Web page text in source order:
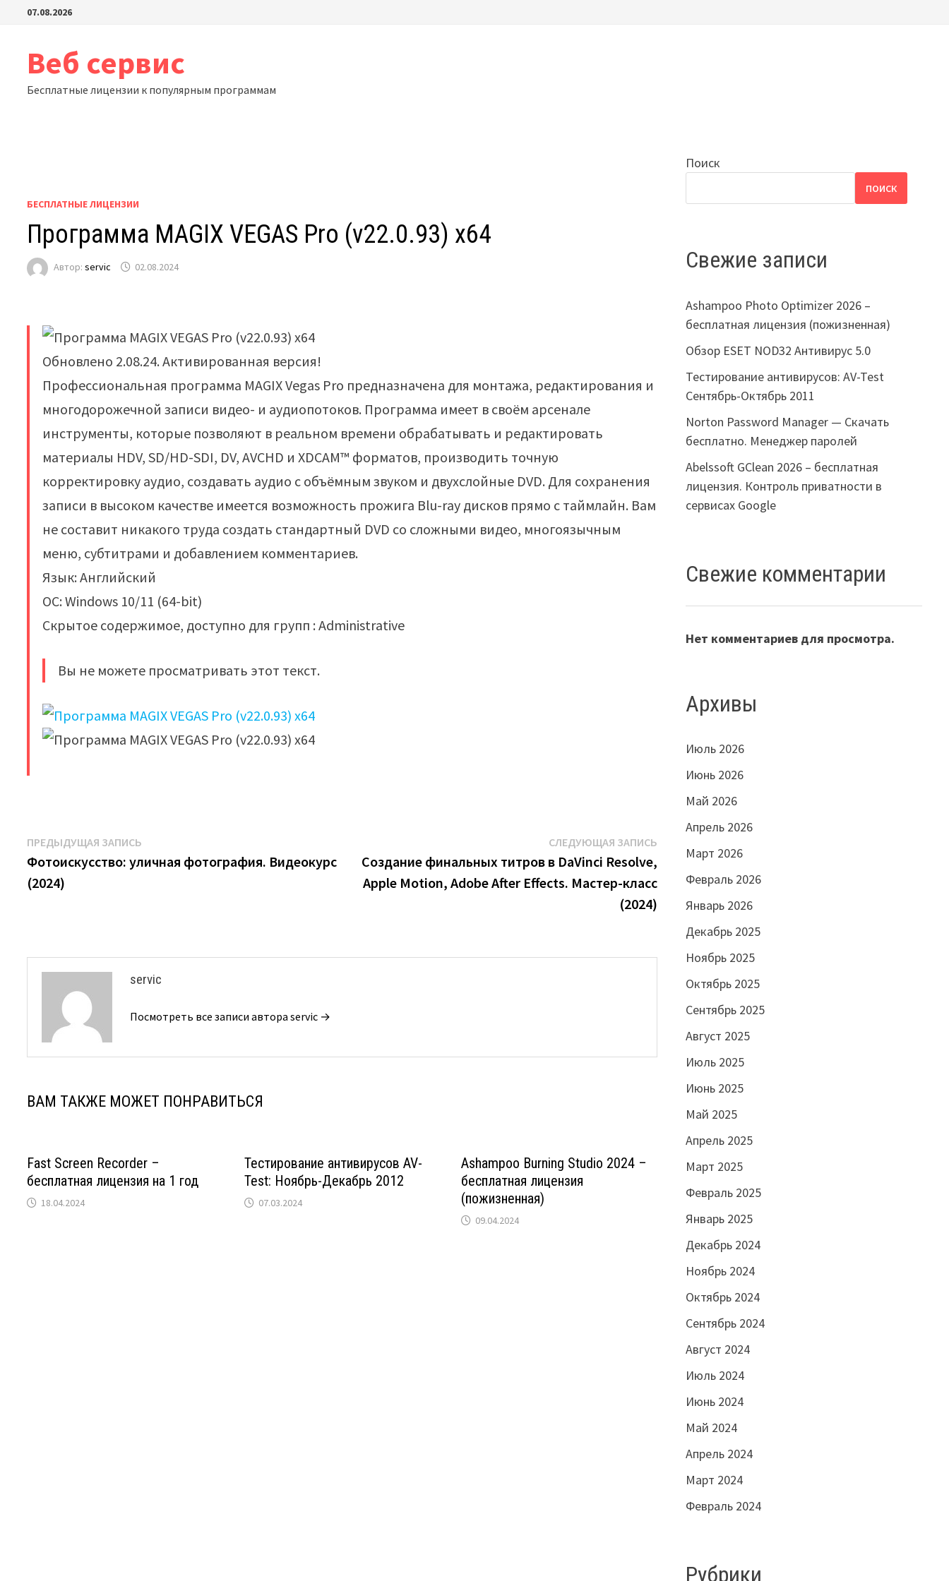
Перейти
содержимому
07.08.2026
Веб сервис
Бесплатные лицензии к популярным программам
БЕСПЛАТНЫЕ ЛИЦЕНЗИИ
Программа MAGIX VEGAS Pro (v22.0.93) x64
Автор:servic 02.08.2024
Обновлено 2.08.24. Активированная версия!
Профессиональная программа MAGIX Vegas Pro предназначена для монтажа, редактирования и
многодорожечной записи видео- и аудиопотоков. Программа имеет в своём арсенале
инструменты, которые позволяют в реальном времени обрабатывать и редактировать
материалы HDV, SD/HD-SDI, DV, AVCHD и XDCAM™ форматов, производить точную
корректировку аудио, создавать аудио с объёмным звуком и двухслойные DVD. Для сохранения
записи в высоком качестве имеется возможность прожига Blu-ray дисков прямо с таймлайн. Вам
не составит никакого труда создать стандартный DVD со сложными видео, многоязычным
меню, субтитрами и добавлением комментариев.
Язык: Английский
OC: Windows 10/11 (64-bit)
Скрытое содержимое, доступно для групп : Administrative
Вы не можете просматривать этот текст.
Навигация
по
записям
ПРЕДЫДУЩАЯ ЗАПИСЬ
запись:
Фотоискусство: уличная фотография. Видеокурс
(2024)
СЛЕДУЮЩАЯ ЗАПИСЬСледующая
запись:
Создание финальных титров в DaVinci Resolve,
Apple Motion, Adobe After Effects. Мастер-класс
(2024)
servic
Посмотреть все записи автора servic →
ВАМ ТАКЖЕ МОЖЕТ ПОНРАВИТЬСЯ
Fast Screen Recorder –
бесплатная лицензия на 1 год
18.04.2024
Тестирование антивирусов AV-
Test: Ноябрь-Декабрь 2012
07.03.2024
Ashampoo Burning Studio 2024 –
бесплатная лицензия
(пожизненная)
09.04.2024
Поиск
ПОИСК
Свежие записи
Ashampoo Photo Optimizer 2026 –
бесплатная лицензия (пожизненная)
Обзор ESET NOD32 Антивирус 5.0
Тестирование антивирусов: AV-Test
Сентябрь-Октябрь 2011
Norton Password Manager — Скачать
бесплатно. Менеджер паролей
Abelssoft GClean 2026 – бесплатная
лицензия. Контроль приватности в
сервисах Google
Свежие комментарии
Нет комментариев для просмотра.
Архивы
Июль 2026
Июнь 2026
Май 2026
Апрель 2026
Март 2026
Февраль 2026
Январь 2026
Декабрь 2025
Ноябрь 2025
Октябрь 2025
Сентябрь 2025
Август 2025
Июль 2025
Июнь 2025
Май 2025
Апрель 2025
Март 2025
Февраль 2025
Январь 2025
Декабрь 2024
Ноябрь 2024
Октябрь 2024
Сентябрь 2024
Август 2024
Июль 2024
Июнь 2024
Май 2024
Апрель 2024
Март 2024
Февраль 2024
Рубрики